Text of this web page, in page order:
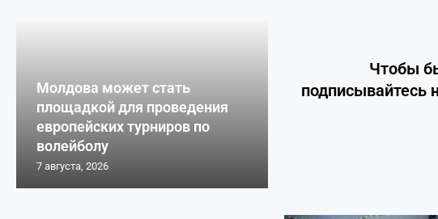
Молдова может стать
площадкой для проведения
европейских турниров по
волейболу
7 августа, 2026
Чтобы
подписывайтесь